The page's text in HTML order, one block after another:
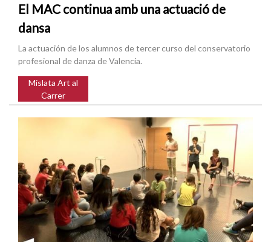
El MAC continua amb una actuació de
dansa
La actuación de los alumnos de tercer curso del conservatorio
profesional de danza de Valencia.
Mislata Art al
Carrer